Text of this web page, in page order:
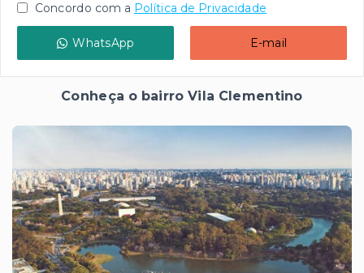
Concordo com a Política de Privacidade
WhatsApp E-mail
Conheça o bairro Vila Clementino